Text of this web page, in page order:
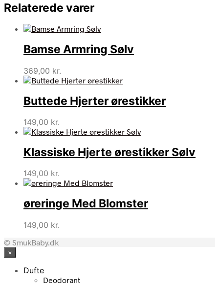
Relaterede varer
Bamse Armring Sølv
369,00 kr.
Buttede Hjerter ørestikker
149,00 kr.
Klassiske Hjerte ørestikker Sølv
149,00 kr.
øreringe Med Blomster
149,00 kr.
© SmukBaby.dk
×
Dufte
Deodorant